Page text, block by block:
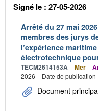
Signé le : 27-05-2026
Arrêté du 27 mai
membres des jurys
l’expérience
électrotechnique
TECM2614153A Mer
2026
Date de publication
Document